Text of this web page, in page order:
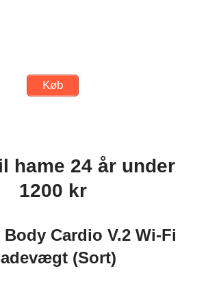
Køb
hame 24 år under
1200 kr
Cardio V.2 Wi-Fi
(Sort)